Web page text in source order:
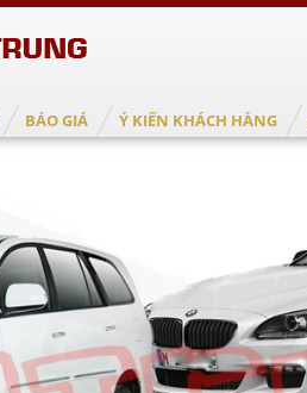
BÁO GIÁ Ý KIẾN KHÁCH HÀNG